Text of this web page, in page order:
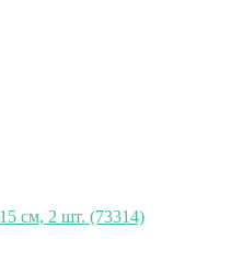
см, 2 шт. (73314)